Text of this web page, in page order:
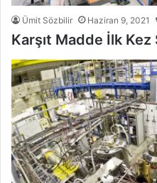
Ümit Sözbilir Haziran 9, 2021
Karşıt Madde İlk